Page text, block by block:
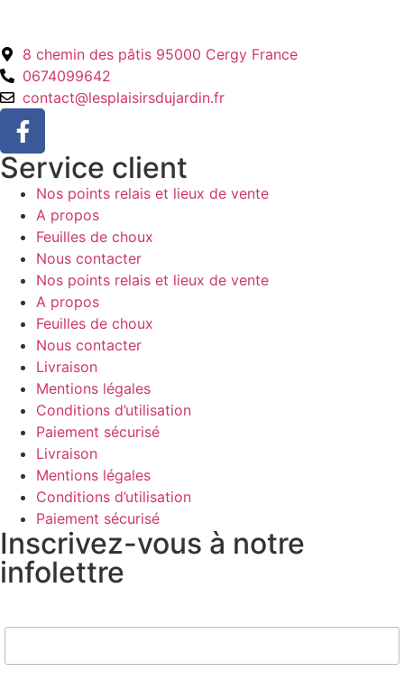
8 chemin des pâtis 95000 Cergy France
0674099642
contact@lesplaisirsdujardin.fr
Service client
Nos points relais et lieux de vente
A propos
Feuilles de choux
Nous contacter
Nos points relais et lieux de vente
A propos
Feuilles de choux
Nous contacter
Livraison
Mentions légales
Conditions d’utilisation
Paiement sécurisé
Livraison
Mentions légales
Conditions d’utilisation
Paiement sécurisé
Inscrivez-vous à notre
infolettre